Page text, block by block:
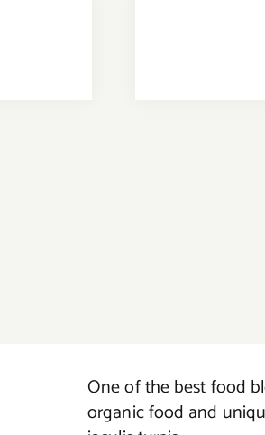
One of the best food
organic food and